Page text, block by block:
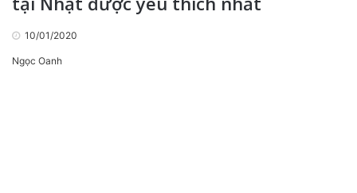
10/01/2020
Ngọc Oanh